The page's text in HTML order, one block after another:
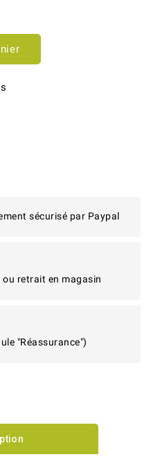
sécurisé par Paypal
retrait en magasin
"Réassurance")